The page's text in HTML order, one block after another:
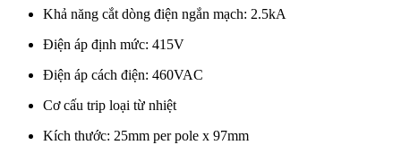
Khả năng cắt dòng điện ngắn mạch: 2.5kA
Điện áp định mức: 415V
Điện áp cách điện: 460VAC
Cơ cấu trip loại từ nhiệt
Kích thước: 25mm per pole x 97mm